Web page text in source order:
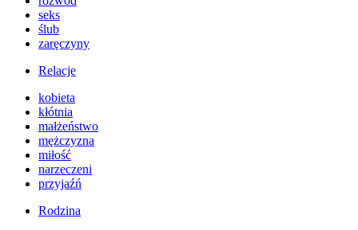
seks
ślub
zaręczyny
Relacje
kobieta
kłótnia
małżeństwo
mężczyzna
miłość
narzeczeni
przyjaźń
Rodzina